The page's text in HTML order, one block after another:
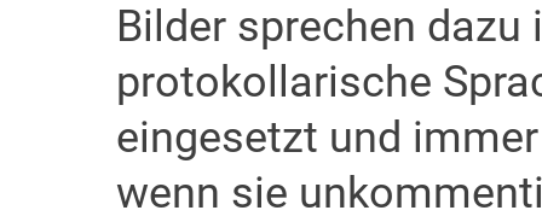
Bilder sprechen
protokollarische
eingesetzt und
wenn sie